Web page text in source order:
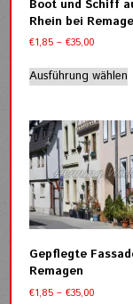
Boot und Schiff
Rhein bei
€1,85 –€35,00
bis
€35,00
Ausführung wählen
Gepflegte
Remagen
€1,85 –€35,00